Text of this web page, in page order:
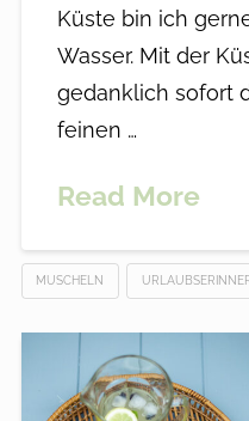
Küste bin ich
Wasser. Mit der
gedanklich sofort
feinen …
Read More
MUSCHELN